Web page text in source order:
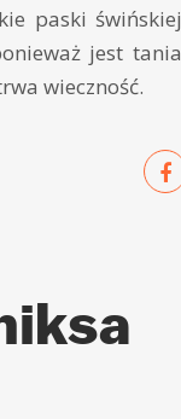
paski świńskiej
jest tania
wieczność.